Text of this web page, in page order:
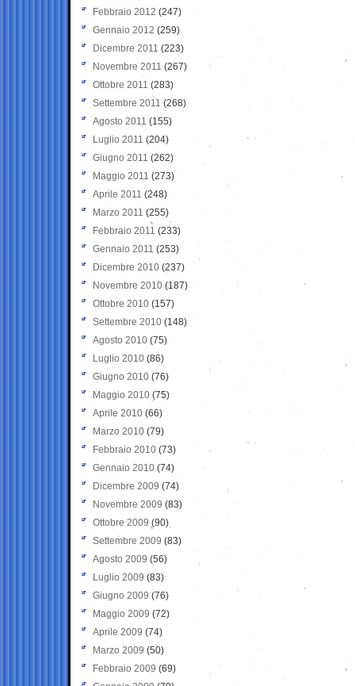
Febbraio 2012 (247)
Gennaio 2012 (259)
Dicembre 2011 (223)
Novembre 2011 (267)
Ottobre 2011 (283)
Settembre 2011 (268)
Agosto 2011 (155)
Luglio 2011 (204)
Giugno 2011 (262)
Maggio 2011 (273)
Aprile 2011 (248)
Marzo 2011 (255)
Febbraio 2011 (233)
Gennaio 2011 (253)
Dicembre 2010 (237)
Novembre 2010 (187)
Ottobre 2010 (157)
Settembre 2010 (148)
Agosto 2010 (75)
Luglio 2010 (86)
Giugno 2010 (76)
Maggio 2010 (75)
Aprile 2010 (66)
Marzo 2010 (79)
Febbraio 2010 (73)
Gennaio 2010 (74)
Dicembre 2009 (74)
Novembre 2009 (83)
Ottobre 2009 (90)
Settembre 2009 (83)
Agosto 2009 (56)
Luglio 2009 (83)
Giugno 2009 (76)
Maggio 2009 (72)
Aprile 2009 (74)
Marzo 2009 (50)
Febbraio 2009 (69)